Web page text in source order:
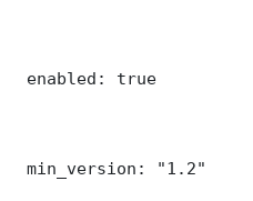
enabled: true
min_version: "1.2"